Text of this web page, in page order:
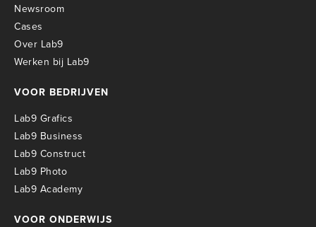
Newsroom
Cases
Over Lab9
Werken bij Lab9
VOOR BEDRIJVEN
Lab9 Grafics
Lab9 Business
Lab9 Construct
Lab9 Photo
Lab9 Academy
VOOR ONDERWIJS